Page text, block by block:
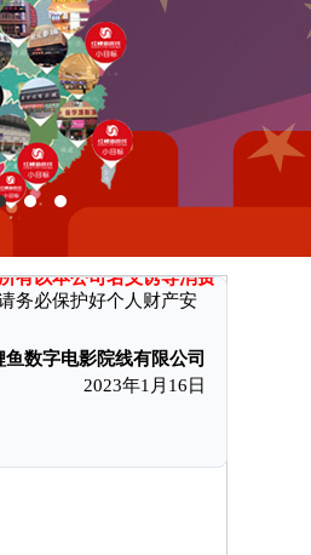
、遭受财产损失。现本公司特向
有以本公司名义诱导消费
务必保护好个人财产安
2023年1月16日